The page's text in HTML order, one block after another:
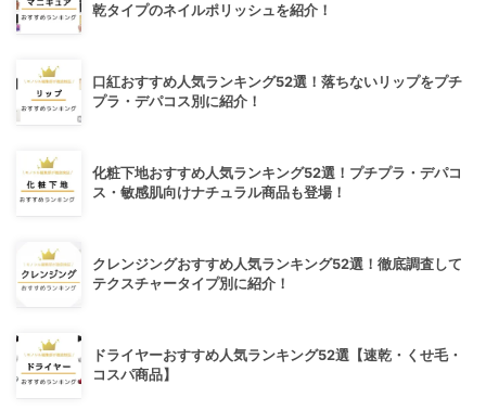
乾タイプのネイルポリッシュを紹介！
口紅おすすめ人気ランキング52選！落ちないリップをプチ
プラ・デパコス別に紹介！
化粧下地おすすめ人気ランキング52選！プチプラ・デパコ
ス・敏感肌向けナチュラル商品も登場！
クレンジングおすすめ人気ランキング52選！徹底調査して
テクスチャータイプ別に紹介！
ドライヤーおすすめ人気ランキング52選【速乾・くせ毛・
コスパ商品】